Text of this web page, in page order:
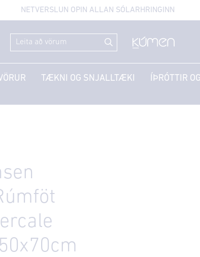
NETVERSLUN OPIN ALLAN SÓLARHRINGINN
TÆKNI OG SNJALLTÆKI ÍÞRÓTTIR